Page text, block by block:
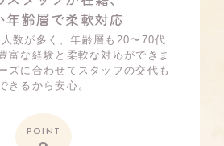
年齢層で柔軟対応
数が多く、年齢層も20〜70代
富な経験と柔軟な対応ができま
ズに合わせてスタッフの交代も
きるから安心。
POINT